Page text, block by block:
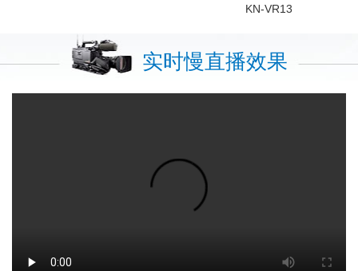
KN-VR13
实时慢直播效果